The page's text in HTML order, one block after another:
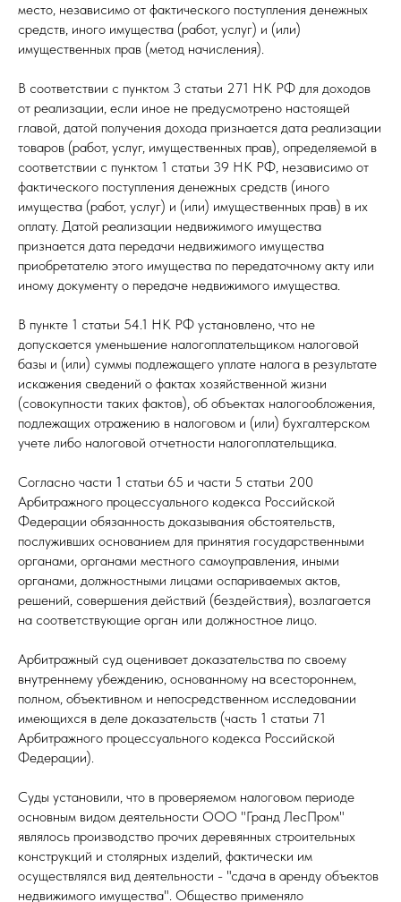
место, независимо от фактического поступления денежных
средств, иного имущества (работ, услуг) и (или)
имущественных прав (метод начисления).
В соответствии с пунктом 3 статьи 271 НК РФ для доходов
от реализации, если иное не предусмотрено настоящей
главой, датой получения дохода признается дата реализации
товаров (работ, услуг, имущественных прав), определяемой в
соответствии с пунктом 1 статьи 39 НК РФ, независимо от
фактического поступления денежных средств (иного
имущества (работ, услуг) и (или) имущественных прав) в их
оплату. Датой реализации недвижимого имущества
признается дата передачи недвижимого имущества
приобретателю этого имущества по передаточному акту или
иному документу о передаче недвижимого имущества.
В пункте 1 статьи 54.1 НК РФ установлено, что не
допускается уменьшение налогоплательщиком налоговой
базы и (или) суммы подлежащего уплате налога в результате
искажения сведений о фактах хозяйственной жизни
(совокупности таких фактов), об объектах налогообложения,
подлежащих отражению в налоговом и (или) бухгалтерском
учете либо налоговой отчетности налогоплательщика.
Согласно части 1 статьи 65 и части 5 статьи 200
Арбитражного процессуального кодекса Российской
Федерации обязанность доказывания обстоятельств,
послуживших основанием для принятия государственными
органами, органами местного самоуправления, иными
органами, должностными лицами оспариваемых актов,
решений, совершения действий (бездействия), возлагается
на соответствующие орган или должностное лицо.
Арбитражный суд оценивает доказательства по своему
внутреннему убеждению, основанному на всестороннем,
полном, объективном и непосредственном исследовании
имеющихся в деле доказательств (часть 1 статьи 71
Арбитражного процессуального кодекса Российской
Федерации).
Суды установили, что в проверяемом налоговом периоде
основным видом деятельности ООО "Гранд ЛесПром"
являлось производство прочих деревянных строительных
конструкций и столярных изделий, фактически им
осуществлялся вид деятельности - "сдача в аренду объектов
недвижимого имущества". Общество применяло